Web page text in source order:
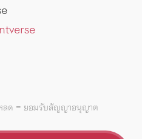
ลด = ยอมรับสัญญาอนุญาต